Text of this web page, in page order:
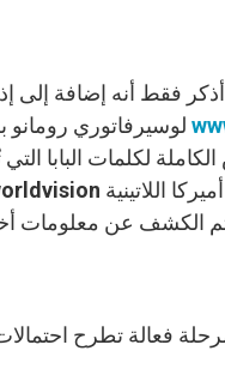
فقط أنه إضافة إلى
لكلمات البابا التي
فعالة تطرح